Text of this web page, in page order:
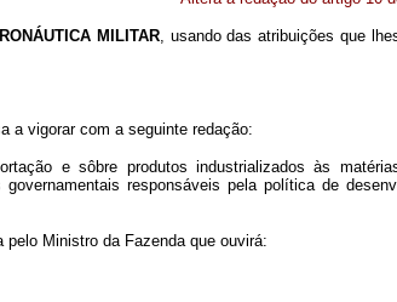
MILITAR, usando das atribuições que
a vigorar com a seguinte redação:
e sôbre produtos industrializados às
responsáveis pela política de
Ministro da Fazenda que ouvirá: